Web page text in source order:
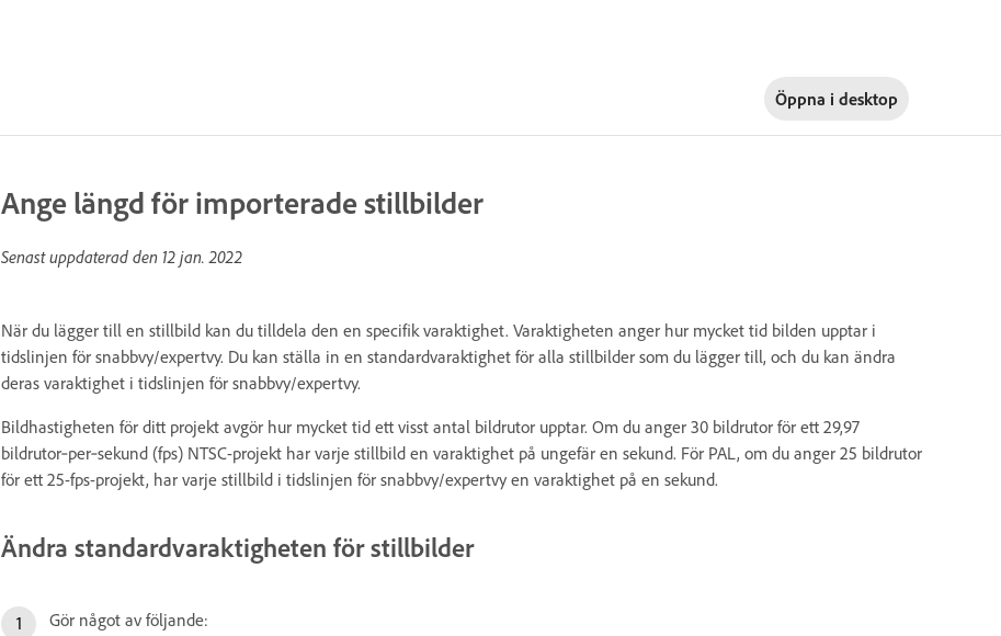
Öppna i desktop
Ange längd för importerade stillbilder
Senast uppdaterad den 12 jan. 2022
När du lägger till en stillbild kan du tilldela den en specifik varaktighet. Varaktigheten anger hur mycket tid bilden upptar i
tidslinjen för snabbvy/expertvy. Du kan ställa in en standardvaraktighet för alla stillbilder som du lägger till, och du kan ändra
deras varaktighet i tidslinjen för snabbvy/expertvy.
Bildhastigheten för ditt projekt avgör hur mycket tid ett visst antal bildrutor upptar. Om du anger 30 bildrutor för ett 29,97
bildrutor‑per‑sekund (fps) NTSC-projekt har varje stillbild en varaktighet på ungefär en sekund. För PAL, om du anger 25 bildrutor
för ett 25-fps-projekt, har varje stillbild i tidslinjen för snabbvy/expertvy en varaktighet på en sekund.
Ändra standardvaraktigheten för stillbilder
Gör något av följande: